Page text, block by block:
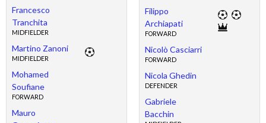
Francesco
Tranchita
MIDFIELDER
Martino Zanoni
MIDFIELDER
Mohamed
Soufiane
FORWARD
Mauro
Filippo
Archiapati
FORWARD
Nicolò Casciarri
FORWARD
Nicola Ghedin
DEFENDER
Gabriele
Bacchin